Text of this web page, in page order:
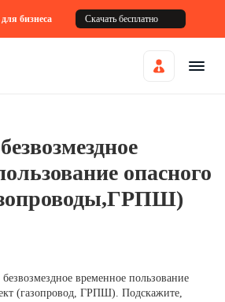
бизнеса Скачать бесплатно
опасного
временное пользование
(газопровод, ГРПШ). Подскажите,